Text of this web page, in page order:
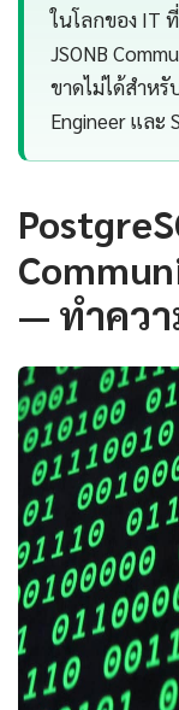
ในโลกของ IT
JSONB
ขาดไม่ได้สำหรั
Engineer และ
— ทำควา